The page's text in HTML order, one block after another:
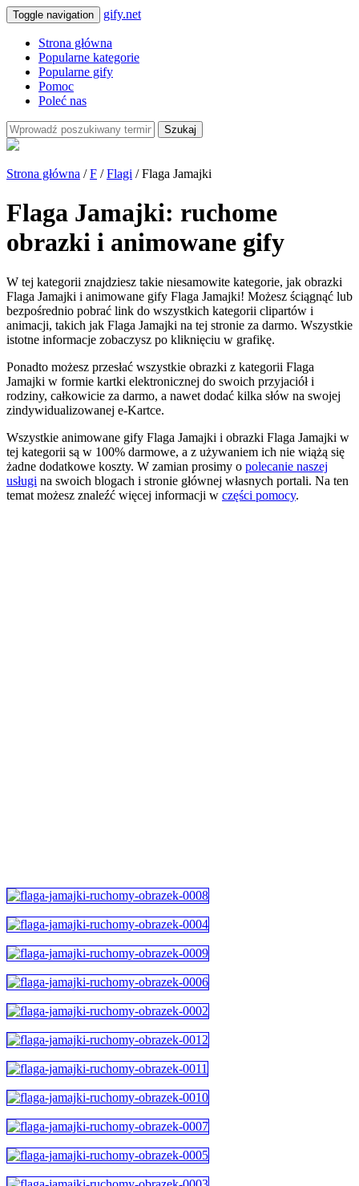
Toggle navigation gify.net
Strona główna
Popularne kategorie
Popularne gify
Pomoc
Poleć nas
Szukaj
Strona główna /F /Flagi / Flaga Jamajki
Flaga Jamajki: ruchome
obrazki i animowane gify
W tej kategorii znajdziesz takie niesamowite kategorie, jak obrazki
Flaga Jamajki i animowane gify Flaga Jamajki! Możesz ściągnąć lub
bezpośrednio pobrać link do wszystkich kategorii clipartów i
animacji, takich jak Flaga Jamajki na tej stronie za darmo. Wszystkie
istotne informacje zobaczysz po kliknięciu w grafikę.
Ponadto możesz przesłać wszystkie obrazki z kategorii Flaga
Jamajki w formie kartki elektronicznej do swoich przyjaciół i
rodziny, całkowicie za darmo, a nawet dodać kilka słów na swojej
zindywidualizowanej e-Kartce.
Wszystkie animowane gify Flaga Jamajki i obrazki Flaga Jamajki w
tej kategorii są w 100% darmowe, a z używaniem ich nie wiążą się
żadne dodatkowe koszty. W zamian prosimy o polecanie naszej
usługi na swoich blogach i stronie głównej własnych portali. Na ten
temat możesz znaleźć więcej informacji w części pomocy.